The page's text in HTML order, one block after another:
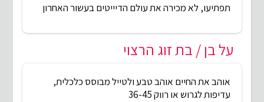
תפתיעו, לא מכירה את עולם הדיייטים בעשור האחרון
על בן / בת זוג הרצוי
אוהב את החיים אוהב טבע ולטייל מבוסס כלכלית,
עדיפות לגרוש או רווק 36-45